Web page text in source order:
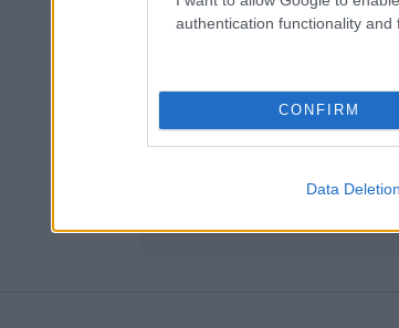
authentication functionality and
CONFIRM
Data Deletion
Δήμος Κασσάνδρας: Αίρεται η
νερού στη Σίβηρη